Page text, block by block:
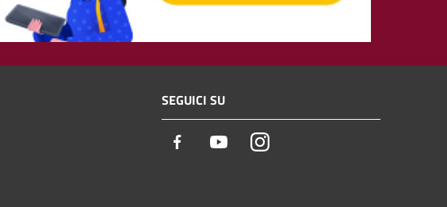
SEGUICI SU
Facebook YoutubeInstagram